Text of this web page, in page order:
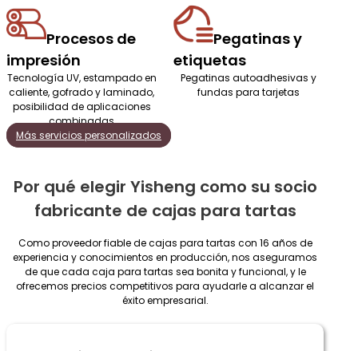
Procesos de
impresión
Tecnología UV, estampado en
caliente, gofrado y laminado,
posibilidad de aplicaciones
combinadas
Pegatinas y
etiquetas
Pegatinas autoadhesivas y
fundas para tarjetas
Más servicios personalizados
Por qué elegir Yisheng como su socio
fabricante de cajas para tartas
Como proveedor fiable de cajas para tartas con 16 años de
experiencia y conocimientos en producción, nos aseguramos
de que cada caja para tartas sea bonita y funcional, y le
ofrecemos precios competitivos para ayudarle a alcanzar el
éxito empresarial.